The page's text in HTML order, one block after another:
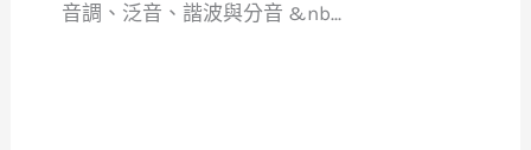
音調、泛音、諧波與分音 &nb...